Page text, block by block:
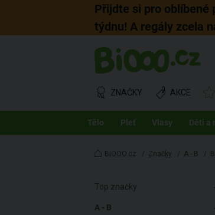
Přijdte si pro oblíbené
týdnu! A regály zcela
ZNAČKY AKCE
Tělo Pleť Vlasy Děti a
BiOOO.cz / Značky / A - B /
Top značky
A - B